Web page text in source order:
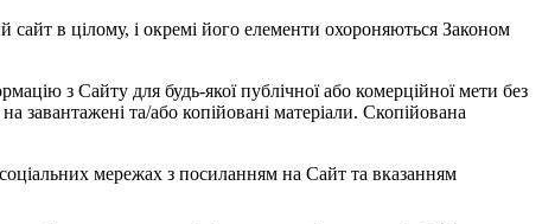
в цілому, і окремі його елементи охороняються Законом
з Сайту для будь-якої публічної або комерційної мети без
завантажені та/або копійовані матеріали. Скопійована
мережах з посиланням на Сайт та вказанням